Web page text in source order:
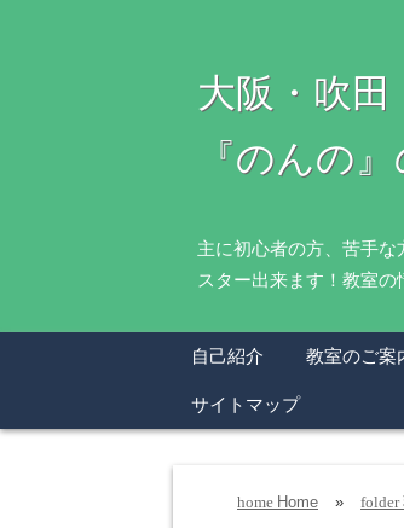
大阪・吹
『のんの
主に初心者の方、苦手
スター出来ます！教室の
自己紹介 教室のご案
サイトマップ
home Home » folder